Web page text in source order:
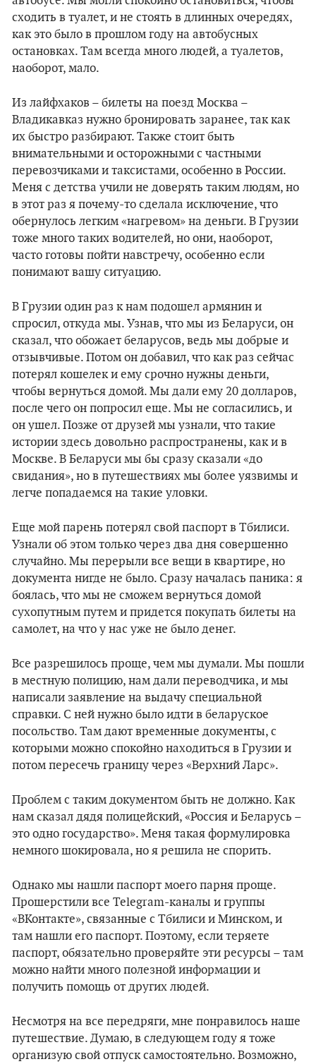
сходить в туалет, и не стоять в длинных очередях,
как это было в прошлом году на автобусных
остановках. Там всегда много людей, а туалетов,
наоборот, мало.
Из лайфхаков – билеты на поезд Москва –
Владикавказ нужно бронировать заранее, так как
их быстро разбирают. Также стоит быть
внимательными и осторожными с частными
перевозчиками и таксистами, особенно в России.
Меня с детства учили не доверять таким людям, но
в этот раз я почему-то сделала исключение, что
обернулось легким «нагревом» на деньги. В Грузии
тоже много таких водителей, но они, наоборот,
часто готовы пойти навстречу, особенно если
понимают вашу ситуацию.
В Грузии один раз к нам подошел армянин и
спросил, откуда мы. Узнав, что мы из Беларуси, он
сказал, что обожает беларусов, ведь мы добрые и
отзывчивые. Потом он добавил, что как раз сейчас
потерял кошелек и ему срочно нужны деньги,
чтобы вернуться домой. Мы дали ему 20 долларов,
после чего он попросил еще. Мы не согласились, и
он ушел. Позже от друзей мы узнали, что такие
истории здесь довольно распространены, как и в
Москве. В Беларуси мы бы сразу сказали «до
свидания», но в путешествиях мы более уязвимы и
легче попадаемся на такие уловки.
Еще мой парень потерял свой паспорт в Тбилиси.
Узнали об этом только через два дня совершенно
случайно. Мы перерыли все вещи в квартире, но
документа нигде не было. Сразу началась паника: я
боялась, что мы не сможем вернуться домой
сухопутным путем и придется покупать билеты на
самолет, на что у нас уже не было денег.
Все разрешилось проще, чем мы думали. Мы пошли
в местную полицию, нам дали переводчика, и мы
написали заявление на выдачу специальной
справки. С ней нужно было идти в беларуское
посольство. Там дают временные документы, с
которыми можно спокойно находиться в Грузии и
потом пересечь границу через «Верхний Ларс».
Проблем с таким документом быть не должно. Как
нам сказал дядя полицейский, «Россия и Беларусь –
это одно государство». Меня такая формулировка
немного шокировала, но я решила не спорить.
Однако мы нашли паспорт моего парня проще.
Прошерстили все Telegram-каналы и группы
«ВКонтакте», связанные с Тбилиси и Минском, и
там нашли его паспорт. Поэтому, если теряете
паспорт, обязательно проверяйте эти ресурсы – там
можно найти много полезной информации и
получить помощь от других людей.
Несмотря на все передряги, мне понравилось наше
путешествие. Думаю, в следующем году я тоже
организую свой отпуск самостоятельно. Возможно,